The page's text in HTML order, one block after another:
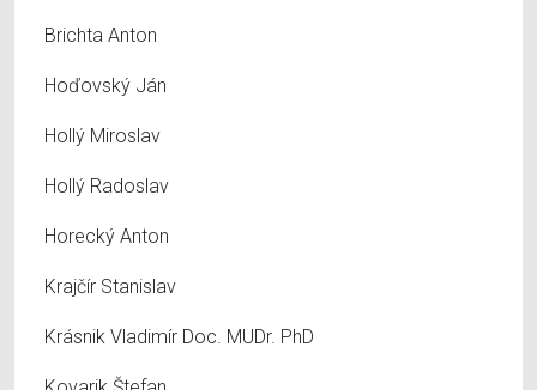
Brichta Anton
Hoďovský Ján
Hollý Miroslav
Hollý Radoslav
Horecký Anton
Krajčír Stanislav
Krásnik Vladimír Doc. MUDr. PhD